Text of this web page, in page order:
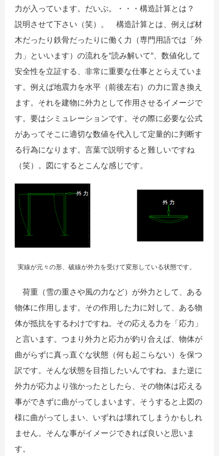
力が入っています。だいぶ。・・・構造計算とは？
説明させて下さい（笑）。 構造計算とは、例えば材
木だったり鉄骨だったりに働く力（専門用語では「外
力」といいます）の流れを"読み解いて"、数値化して
安全性を立証する、非常に重要な仕事ととらえていま
す。例えば地震力を水平（前後左右）の力に置き換え
ます。それを建物に外力として作用させるイメージで
す。要はシミュレーションです。その際に必要な公式
があってそこに適切な数値を代入して定量的に判断す
る行為になります。言葉で説明すると難しいですね
（笑）。図にするとこんな感じです。
実線が元々の形、破線が外力を受けて変形している状態です。
荷重（雪の重さや風の力など） が外力として、ある
物体に作用します。その作用した力に対して、ある物
体が抵抗をするわけですね。その応える力を「応力」
と言います。つまり外力と応力が釣り合えば、物体が
曲がらずに真っ直ぐな状態（何も起こらない）を保つ
訳です。そんな状態を目指したいんですね。また逆に
外力が応力より強かったとしたら、その物体は応える
事ができずに曲がってしまいます。そうすると上図の
様に曲がってしまい、いずれは壊れてしまうかもしれ
ません。そんな事がイメージできれば良いと思いま
す。